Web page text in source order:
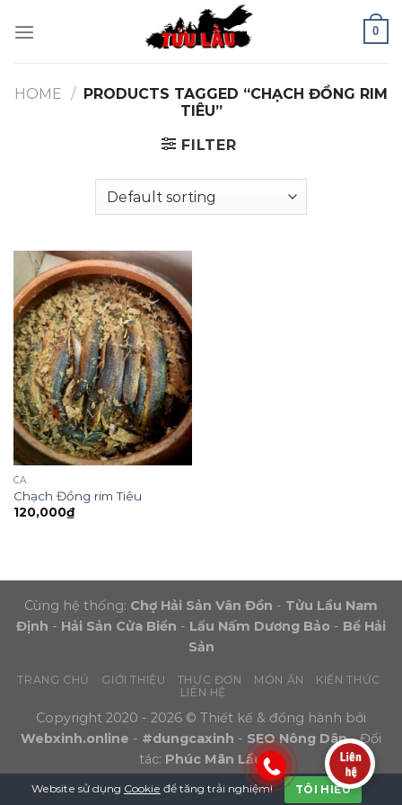
0
HOME / PRODUCTS TAGGED “CHẠCH ĐỒNG RIM
TIÊU”
FILTER
CÁ
Chạch Đồng rim Tiêu
120,000₫
Cùng hệ thống: Chợ Hải Sản Vân Đồn - Tửu Lầu Nam
Định - Hải Sản Cửa Biển - Lẩu Nấm Dương Bảo - Bể Hải
Sản
TRANG CHỦ GIỚI THIỆU THỰC ĐƠN MÓN ĂN
KIẾN THỨC
LIÊN HỆ
Copyright 2020 - 2026 © Thiết kế & đồng hành bởi
Webxinh.online - #dungcaxinh - SEO Nông Dân- Đối
tác: Phúc Mãn Lầu
Website sử dụng Cookie để tăng trải nghiệm! TÔI HIỂU